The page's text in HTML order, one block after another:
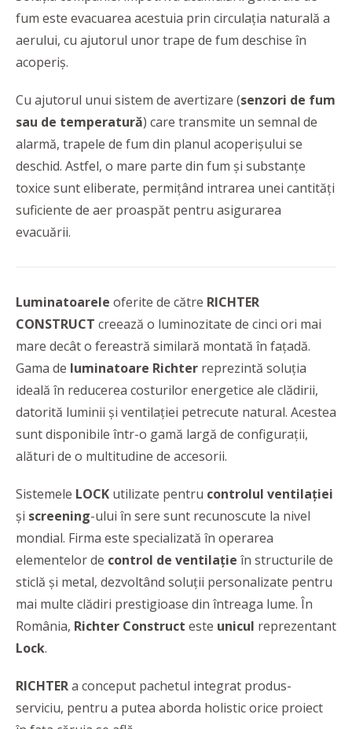
fum este evacuarea acestuia prin circulaţia naturală a
aerului, cu ajutorul unor trape de fum deschise în
acoperiş.
Cu ajutorul unui sistem de avertizare (senzori de fum
sau de temperatură) care transmite un semnal de
alarmă, trapele de fum din planul acoperişului se
deschid. Astfel, o mare parte din fum și substanțe
toxice sunt eliberate, permițând intrarea unei cantități
suficiente de aer proaspăt pentru asigurarea
evacuării.
Luminatoarele oferite de către RICHTER
CONSTRUCT creează o luminozitate de cinci ori mai
mare decât o fereastră similară montată în faţadă.
Gama de luminatoare Richter reprezintă soluția
ideală în reducerea costurilor energetice ale clădirii,
datorită luminii şi ventilaţiei petrecute natural. Acestea
sunt disponibile într-o gamă largă de configurații,
alături de o multitudine de accesorii.
Sistemele LOCK utilizate pentru controlul ventilației
și screening-ului în sere sunt recunoscute la nivel
mondial. Firma este specializată în operarea
elementelor de control de ventilație în structurile de
sticlă și metal, dezvoltând soluții personalizate pentru
mai multe clădiri prestigioase din întreaga lume. În
România, Richter Construct este unicul reprezentant
Lock.
RICHTERa conceput pachetul integrat produs-
serviciu, pentru a putea aborda holistic orice proiect